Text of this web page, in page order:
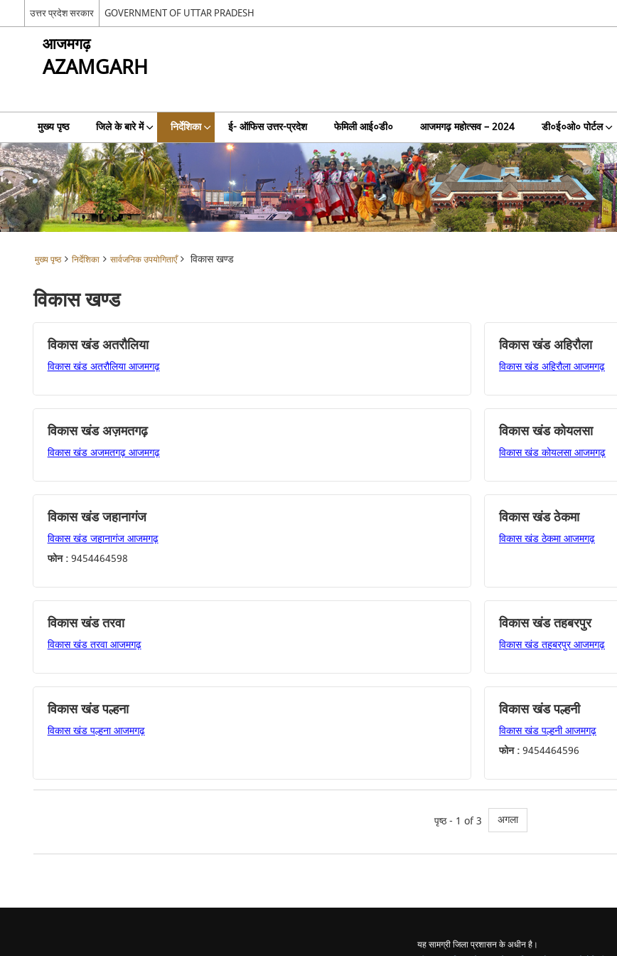
उत्तर प्रदेश सरकार GOVERNMENT OF UTTAR PRADESH
आजमगढ़
AZAMGARH
मुख्य पृष्ठ जिले के बारे में निर्देशिका ई- ऑफिस उत्तर-प्रदेश फेमिली आई०डी० आजमगढ़ महोत्सव – 2024 डी०ई०ओ० पोर्टल
मुख्य पृष्ठ निर्देशिका सार्वजनिक उपयोगिताएँ विकास खण्ड
विकास खण्ड
विकास खंड अतरौलिया
विकास खंड अतरौलिया आजमगढ़
विकास खंड अहिरौला
विकास खंड अहिरौला आजमगढ़
विकास खंड अज़मतगढ़
विकास खंड अजमतगढ़ आजमगढ़
विकास खंड कोयलसा
विकास खंड कोयलसा आजमगढ़
विकास खंड जहानागंज
विकास खंड जहानागंज आजमगढ़
फोन :9454464598
विकास खंड ठेकमा
विकास खंड ठेकमा आजमगढ़
विकास खंड तरवा
विकास खंड तरवा आजमगढ़
विकास खंड तहबरपुर
विकास खंड तहबरपुर आजमगढ़
विकास खंड पल्हना
विकास खंड पल्हना आजमगढ़
विकास खंड पल्हनी
विकास खंड पल्हनी आजमगढ़
फोन :9454464596
पृष्ठ - 1 of 3 अगला
यह सामग्री जिला प्रशासन के अधीन है।